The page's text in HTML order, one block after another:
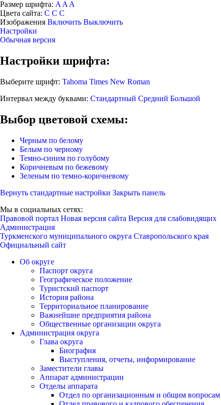
Размер шрифта: A A A
Цвета сайта: С С С
Изображения Включить Выключить
Настройки
Обычная версия
Настройки шрифта:
Выберите шрифт: Tahoma Times New Roman
Интервал между буквами: Стандартный Средний Большой
Выбор цветовой схемы:
Черным по белому
Белым по черному
Темно-синим по голубому
Коричневым по бежевому
Зеленым по темно-коричневому
Вернуть стандартные настройки Закрыть панель
Мы в социальных сетях:
Правовой портал Новая версия сайта Версия для слабовидящих
Администрация
Туркменского муниципального округа Ставропольского края
Официальный сайт
Об округе
Паспорт округа
Географическое положение
Туристский паспорт
История района
Территориальное планирование
Важнейшие предприятия района
Общественные организации округа
Администрация округа
Глава округа
Биография
Выступления, отчеты, информирование
Заместители главы
Аппарат администрации
Отделы аппарата
Отдел по организационным и общим вопросам